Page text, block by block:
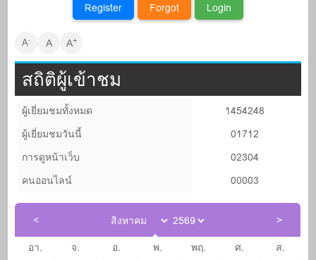
A- A A+
สถิติผู้เข้าชม
ผู้เยี่ยมชมทั้งหมด
1454248
ผู้เยี่ยมชมวันนี้
01712
การดูหน้าเว็บ
02304
คนออนไลน์
00003
อา. จ. อ. พ. พฤ. ศ. ส.